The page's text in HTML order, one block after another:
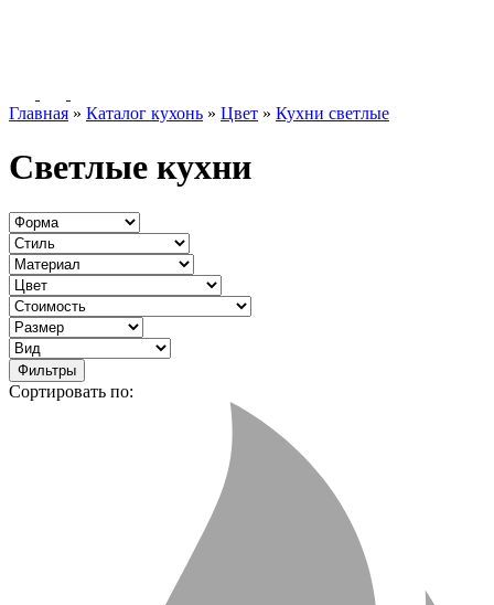
Главная » Каталог кухонь » Цвет » Кухни светлые
Светлые кухни
Фильтры
Сортировать по: